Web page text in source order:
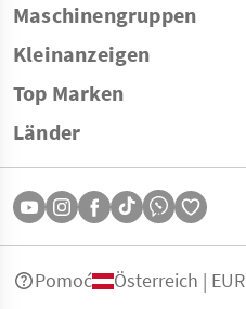
Maschinengruppen
Kleinanzeigen
Top Marken
Länder
Pomoć Österreich | EUR